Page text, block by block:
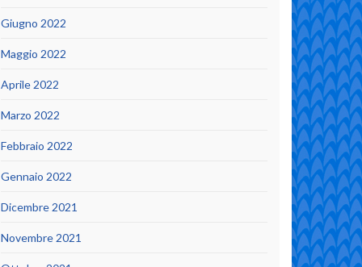
Giugno 2022
Maggio 2022
Aprile 2022
Marzo 2022
Febbraio 2022
Gennaio 2022
Dicembre 2021
Novembre 2021